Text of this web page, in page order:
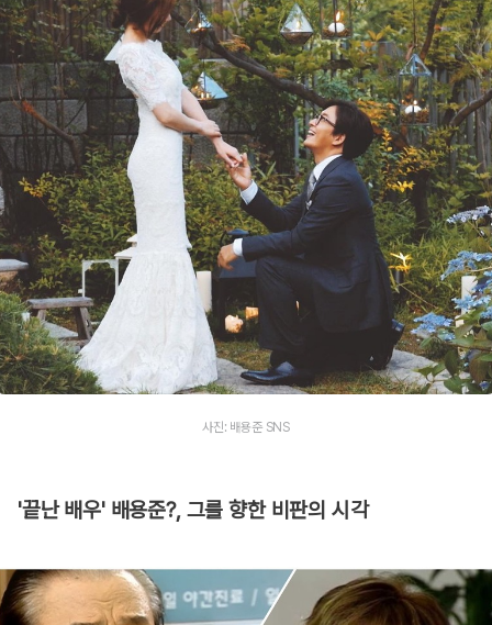
사진: 배용준 SNS
'끝난 배우' 배용준?, 그를 향한 비판의 시각